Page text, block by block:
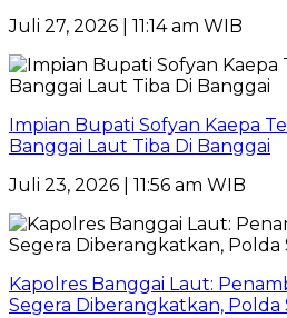
Juli 27, 2026 | 11:14 am WIB
Impian Bupati Sofyan Kaepa
Banggai Laut Tiba Di Banggai
Juli 23, 2026 | 11:56 am WIB
Kapolres Banggai Laut:
Segera Diberangkatkan, Polda